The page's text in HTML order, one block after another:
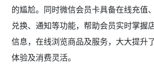
的尴尬。同时微信会员卡具备在线充值
兑换、通知等功能，帮助会员实时掌握
信息，在线浏览商品及服务，大大提升
体验及消费灵活。